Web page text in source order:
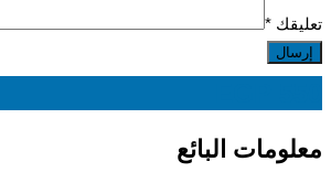
تعليقك *
معلومات البائع